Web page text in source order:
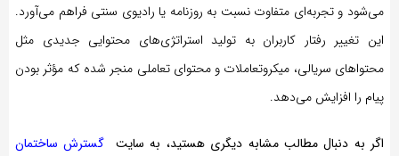
می‌شود و تجربه‌ای متفاوت نسبت به روزنامه یا رادیوی سنتی فراهم می‌آورد.
این تغییر رفتار کاربران به تولید استراتژی‌های محتوایی جدیدی مثل
محتواهای سریالی، میکروتعاملات و محتوای تعاملی منجر شده که مؤثر بودن
پیام را افزایش می‌دهد.
اگر به دنبال مطالب مشابه دیگری هستید، به سایت گسترش ساختمان